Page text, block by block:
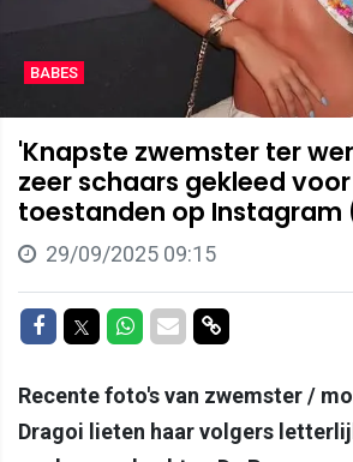
BABES
'Knapste zwemster ter
zeer schaars gekleed
toestanden op Instagram
29/09/2025 09:15
Delen op Facebook
Delen op Twitter
Delen op Whatsapp
Delen via Mail
Delen via link
Recente foto's van zwemster /
Dragoi lieten haar volgers